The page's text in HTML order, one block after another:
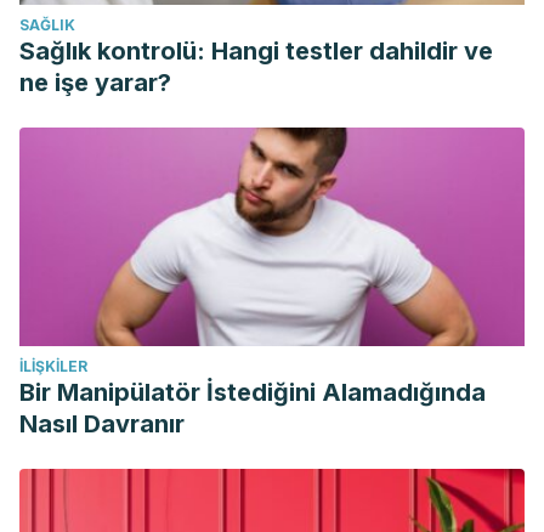
prospective double blind clinical trial. European Review for
Medical and Pharmacological Sciences.
Sneider, E. B., & Maykel, J. A. (2010). Diagnosis and
Management of Symptomatic Hemorrhoids. Surgical Clinics
of North America. https://doi.org/10.1016/j.suc.2009.10.005
Lohsiriwat, V. (2015). Treatment of hemorrhoids: A
coloproctologist’s view. World Journal of Gastroenterology.
https://doi.org/10.3748/wjg.v21.i31.9245
SAĞLIK
Sağlık kontrolü: Hangi testler dahildir ve
ne işe yarar?
İLIŞKILER
Bir Manipülatör İstediğini Alamadığında
Nasıl Davranır